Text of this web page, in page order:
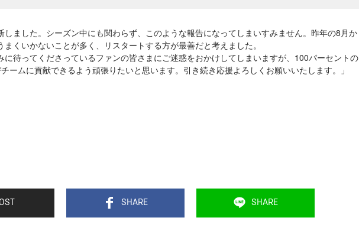
しました。シーズン中にも関わらず、このような報告になってしまいすみません。昨年の8月か
くいかないことが多く、リスタートする方が最善だと考えました。
に待ってくださっているファンの皆さまにご迷惑をおかけしてしまいますが、100パーセントの
ームに貢献できるよう頑張りたいと思います。引き続き応援よろしくお願いいたします。」
SHARE SHARE